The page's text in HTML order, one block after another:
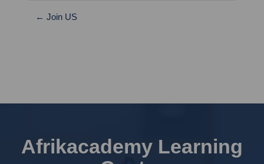
← Join US
Afrikacademy Learning